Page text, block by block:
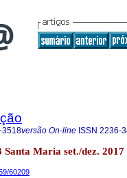
3518versão On-line ISSN 2236-
Maria set./dez. 2017
60209